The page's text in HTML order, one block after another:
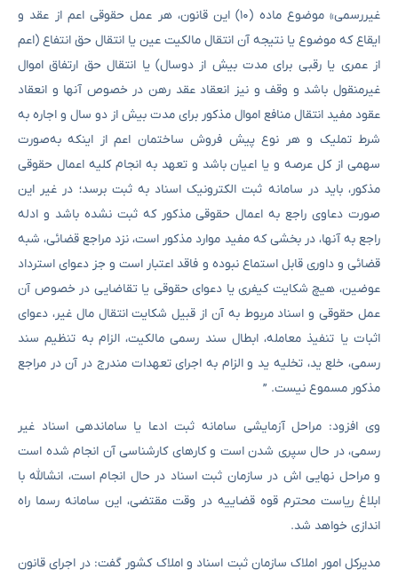
غیررسمی» موضوع ماده (۱۰) این قانون، هر عمل حقوقی اعم از عقد و
ایقاع که موضوع یا نتیجه آن انتقال مالکیت عین یا انتقال حق انتفاع (اعم
از عمری یا رقبی برای مدت بیش از دوسال) یا انتقال حق ارتفاق اموال
غیرمنقول باشد و وقف و نیز انعقاد عقد رهن در خصوص آنها و انعقاد
عقود مفید انتقال منافع اموال مذکور برای مدت بیش از دو سال و اجاره به
شرط تملیک و هر نوع پیش فروش ساختمان اعم از اینکه به‌صورت
سهمی از کل عرصه و یا اعیان باشد و تعهد به انجام کلیه اعمال حقوقی
مذکور، باید در سامانه ثبت الکترونیک اسناد به ثبت برسد؛ در غیر این
صورت دعاوی راجع به اعمال حقوقی مذکور که ثبت نشده باشد و ادله
راجع به آنها، در بخشی که مفید موارد مذکور است، نزد مراجع قضائی، شبه
قضائی و داوری قابل استماع نبوده و فاقد اعتبار است و جز دعوای استرداد
عوضین، هیچ شکایت کیفری یا دعوای حقوقی یا تقاضایی در خصوص آن
عمل حقوقی و اسناد مربوط به آن از قبیل شکایت انتقال مال غیر، دعوای
اثبات یا تنفیذ معامله، ابطال سند رسمی مالکیت، الزام به تنظیم سند
رسمی، خلع ید، تخلیه ید و الزام به اجرای تعهدات مندرج در آن در مراجع
مذکور مسموع نیست. ”
وی افزود: مراحل آزمایشی سامانه ثبت ادعا یا ساماندهی اسناد غیر
رسمی، در حال سپری شدن است و کارهای کارشناسی آن انجام شده است
و مراحل نهایی اش در سازمان ثبت اسناد در حال انجام است، انشالله با
ابلاغ ریاست محترم قوه قضاییه در وقت مقتضی، این سامانه رسما راه
اندازی خواهد شد.
مدیرکل امور املاک سازمان ثبت اسناد و املاک کشور گفت: در اجرای قانون